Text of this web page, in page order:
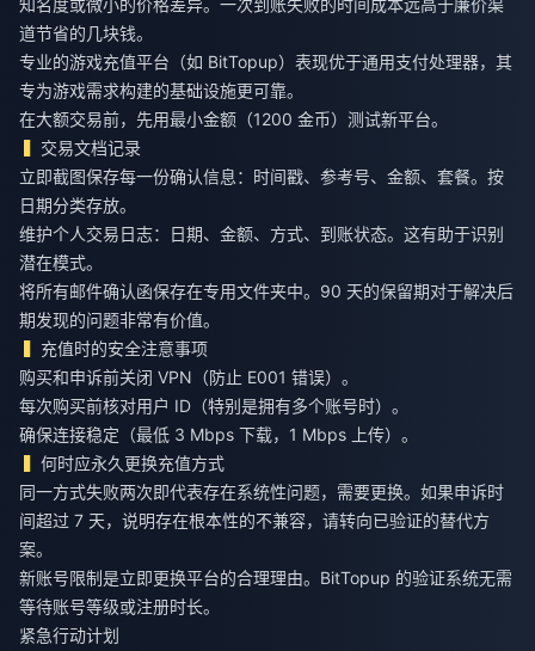
道节省的几块钱。
专业的游戏充值平台（如 BitTopup）表现优于通用支付处理器，其
专为游戏需求构建的基础设施更可靠。
在大额交易前，先用最小金额（1200 金币）测试新平台。
交易文档记录
立即截图保存每一份确认信息：时间戳、参考号、金额、套餐。按
日期分类存放。
维护个人交易日志：日期、金额、方式、到账状态。这有助于识别
潜在模式。
将所有邮件确认函保存在专用文件夹中。90 天的保留期对于解决后
期发现的问题非常有价值。
充值时的安全注意事项
购买和申诉前关闭 VPN（防止 E001 错误）。
每次购买前核对用户 ID（特别是拥有多个账号时）。
确保连接稳定（最低 3 Mbps 下载，1 Mbps 上传）。
何时应永久更换充值方式
同一方式失败两次即代表存在系统性问题，需要更换。如果申诉时
间超过 7 天，说明存在根本性的不兼容，请转向已验证的替代方
案。
新账号限制是立即更换平台的合理理由。BitTopup 的验证系统无需
等待账号等级或注册时长。
紧急行动计划